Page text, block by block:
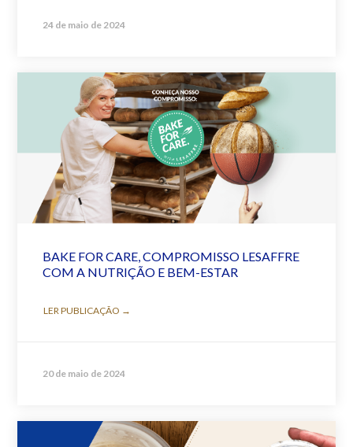
24 de maio de 2024
BAKE FOR CARE, COMPROMISSO LESAFFRE
COM A NUTRIÇÃO E BEM-ESTAR
LER PUBLICAÇÃO →
20 de maio de 2024